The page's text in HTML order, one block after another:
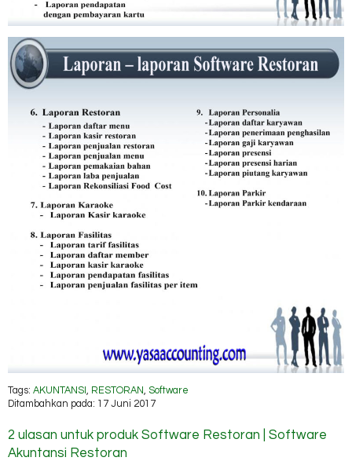
Tags: AKUNTANSI , RESTORAN, Software
Ditambahkan pada: 17 Juni 2017
2 ulasan untuk produk Software Restoran | Software
Akuntansi Restoran